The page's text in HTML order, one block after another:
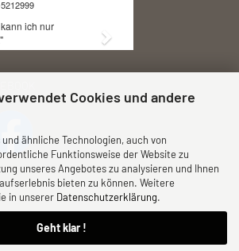
Cookies und andere
ähnliche Technologien, auch von
Funktionsweise der Website zu
unseres Angebotes zu analysieren und Ihnen
bieten zu können. Weitere
in unserer Datenschutzerklärung.
Geht klar !